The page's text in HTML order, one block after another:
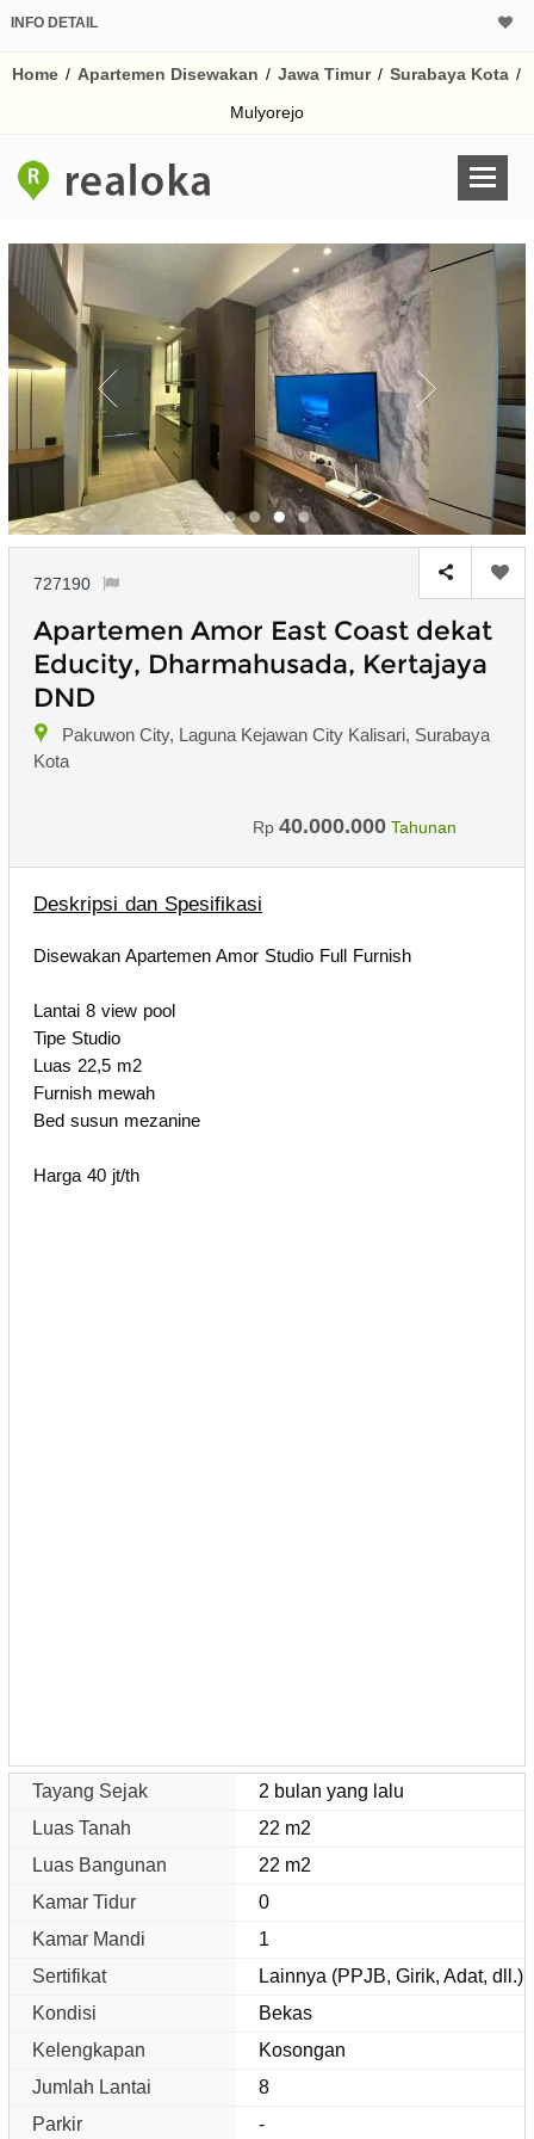
INFO DETAIL
Home / Apartemen Disewakan / Jawa Timur / Surabaya Kota /
Mulyorejo
727190
Apartemen Amor East Coast dekat
Educity, Dharmahusada, Kertajaya
DND
Pakuwon City, Laguna Kejawan City Kalisari, Surabaya
Kota
Rp 40.000.000 Tahunan
Deskripsi dan Spesifikasi
Disewakan Apartemen Amor Studio Full Furnish
Lantai 8 view pool
Tipe Studio
Luas 22,5 m2
Furnish mewah
Bed susun mezanine
Harga 40 jt/th
Tayang Sejak
2 bulan yang lalu
Luas Tanah
22 m2
Luas Bangunan
22 m2
Kamar Tidur
0
Kamar Mandi
1
Sertifikat
Lainnya (PPJB, Girik, Adat, dll.)
Kondisi
Bekas
Kelengkapan
Kosongan
Jumlah Lantai
8
Parkir
-